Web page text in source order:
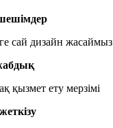
сай дизайн жасаймыз
қызмет ету мерзімі